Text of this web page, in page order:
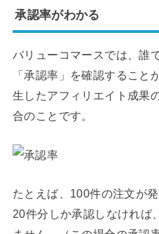
承認率がわかる
バリューコマースでは、誰
「承認率」を確認すること
生したアフィリエイト成果
合のことです。
たとえば、100件の注文が
20件分しか承認しなければ